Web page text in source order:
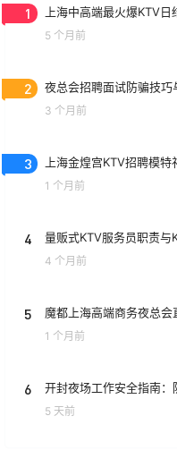
1 上海中高端最火爆KTV
5 个月前
2 夜总会招聘面试防骗技巧
3 个月前
3 上海金煌宫KTV招聘模
1 个月前
4 量贩式KTV服务员职责与
4 个月前
5 魔都上海高端商务夜总
1 个月前
6 开封夜场工作安全指南：
5 天前